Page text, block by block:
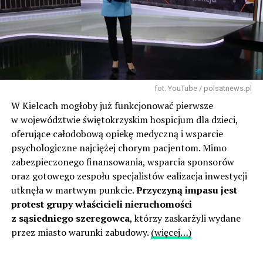
fot. YouTube / polsatnews.pl
W Kielcach mogłoby już funkcjonować pierwsze
w województwie świętokrzyskim hospicjum dla dzieci,
oferujące całodobową opiekę medyczną i wsparcie
psychologiczne najciężej chorym pacjentom. Mimo
zabezpieczonego finansowania, wsparcia sponsorów
oraz gotowego zespołu specjalistów ealizacja inwestycji
utknęła w martwym punkcie.Przyczyną impasu jest
protest grupy właścicieli nieruchomości
z sąsiedniego szeregowca, którzy zaskarżyli wydane
przez miasto warunki zabudowy. (więcej…)